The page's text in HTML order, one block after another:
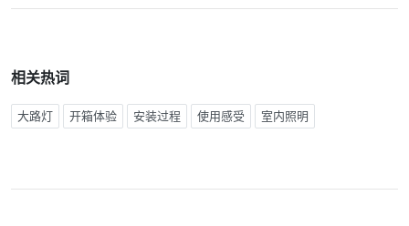
相关热词
大路灯 开箱体验 安装过程 使用感受 室内照明